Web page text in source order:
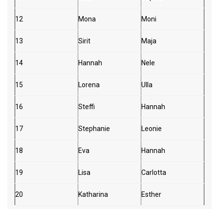
12 Mona Moni
13 Sirit Maja
14 Hannah Nele
15 Lorena Ulla
16 Steffi Hannah
17 Stephanie Leonie
18 Eva Hannah
19 Lisa Carlotta
20 Katharina Esther